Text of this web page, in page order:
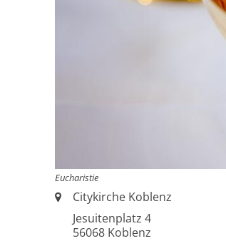
Eucharistie
Ort:Citykirche Koblenz
Jesuitenplatz 4
56068 Koblenz